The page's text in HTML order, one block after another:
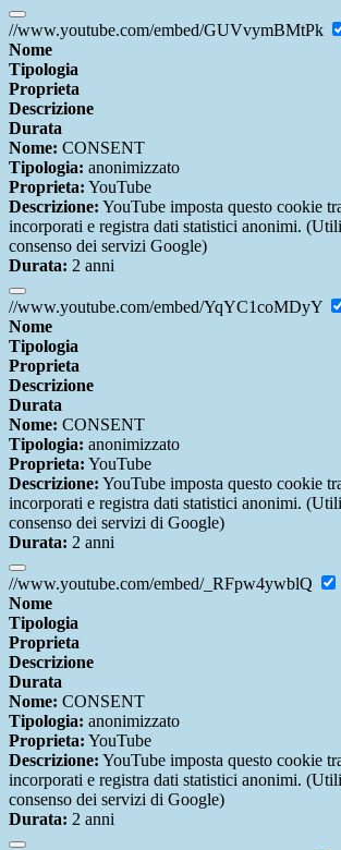
//www.youtube.com/embed/GUVvymBMtPk
Nome
Tipologia
Proprieta
Descrizione
Durata
Nome: CONSENT
Tipologia: anonimizzato
Proprieta: YouTube
Descrizione: YouTube imposta questo cookie
incorporati e registra dati statistici anonimi.
consenso dei servizi Google)
Durata: 2 anni
//www.youtube.com/embed/YqYC1coMDyY
Nome
Tipologia
Proprieta
Descrizione
Durata
Nome: CONSENT
Tipologia: anonimizzato
Proprieta: YouTube
Descrizione: YouTube imposta questo cookie
incorporati e registra dati statistici anonimi.
consenso dei servizi di Google)
Durata: 2 anni
//www.youtube.com/embed/_RFpw4ywblQ
Nome
Tipologia
Proprieta
Descrizione
Durata
Nome: CONSENT
Tipologia: anonimizzato
Proprieta: YouTube
Descrizione: YouTube imposta questo cookie
incorporati e registra dati statistici anonimi.
consenso dei servizi di Google)
Durata: 2 anni